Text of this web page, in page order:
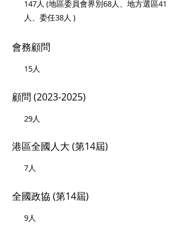
147人 (地區委員會界別68人、地方選區41
人、委任38人 )
會務顧問
15人
顧問 (2023-2025)
29人
港區全國人大 (第14屆)
7人
全國政協 (第14屆)
9人